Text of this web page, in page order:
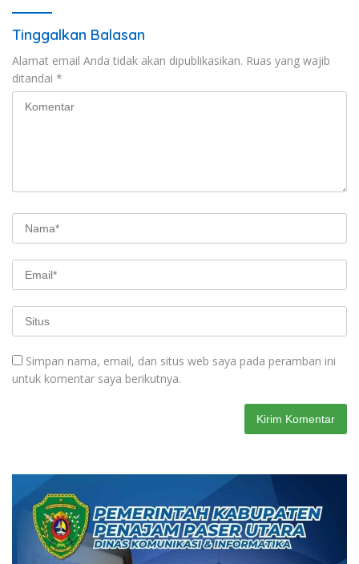
Tinggalkan Balasan
Alamat email Anda tidak akan dipublikasikan. Ruas yang wajib
ditandai *
Simpan nama, email, dan situs web saya pada peramban ini
untuk komentar saya berikutnya.